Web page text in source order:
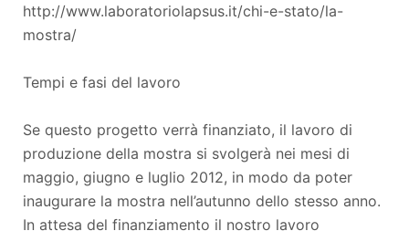
http://www.laboratoriolapsus.it/chi-e-stato/la-
mostra/
Tempi e fasi del lavoro
Se questo progetto verrà finanziato, il lavoro di
produzione della mostra si svolgerà nei mesi di
maggio, giugno e luglio 2012, in modo da poter
inaugurare la mostra nell’autunno dello stesso anno.
In attesa del finanziamento il nostro lavoro